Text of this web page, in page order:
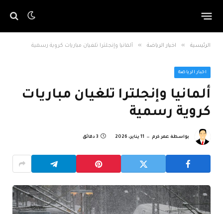
الرئيسية » اخبار الرياضة » ألمانيا وإنجلترا تلغيان مباريات كروية رسمية
اخبار الرياضة
ألمانيا وإنجلترا تلغيان مباريات
كروية رسمية
بواسطة عمر كرم 11 يناير، 2026 3 دقائق